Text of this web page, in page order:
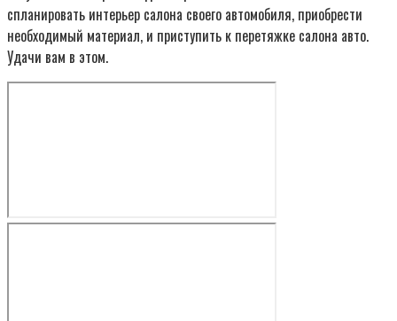
спланировать интерьер салона своего автомобиля, приобрести
необходимый материал, и приступить к перетяжке салона авто.
Удачи вам в этом.